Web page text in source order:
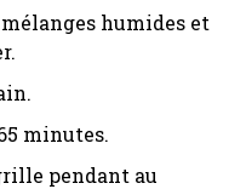
humides et
minutes.
pendant au